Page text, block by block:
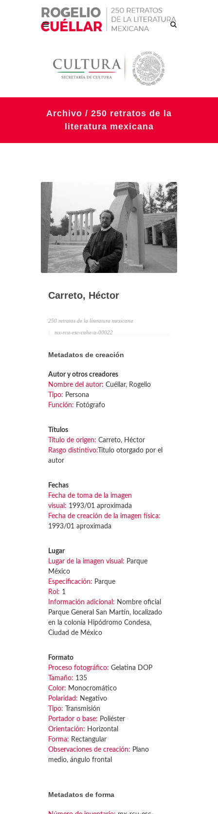
Archivo / 250 retratos de la
literatura mexicana
Carreto, Héctor
250 retratos de la literatura mexicana
mx-rcu-esc-cahe-a-00022
Metadatos de creación
Autor y otros creadores
Nombre del autor: Cuéllar, Rogelio
Tipo: Persona
Función: Fotógrafo
Títulos
Título de origen: Carreto, Héctor
Rasgo distintivo: Título otorgado por el
autor
Fechas
Fecha de toma de la imagen
visual: 1993/01 aproximada
Fecha de creación de la imagen física:
1993/01 aproximada
Lugar
Lugar de la imagen visual: Parque
México
Especificación: Parque
Rol: 1
Información adicional: Nombre oficial
Parque General San Martín, localizado
en la colonia Hipódromo Condesa,
Ciudad de México
Formato
Proceso fotográfico: Gelatina DOP
Tamaño: 135
Color: Monocromático
Polaridad: Negativo
Tipo: Transmisión
Portador o base: Poliéster
Orientación: Horizontal
Forma: Rectangular
Observaciones de creación: Plano
medio, ángulo frontal
Metadatos de forma